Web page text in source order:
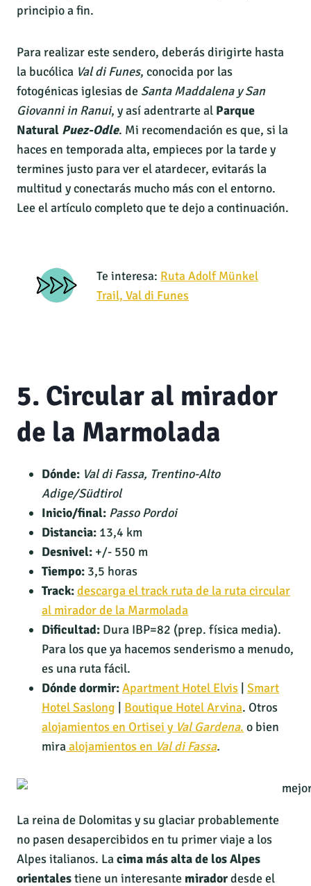
principio a fin.
Para realizar este sendero, deberás dirigirte hasta
la bucólica Val di Funes, conocida por las
fotogénicas iglesias de Santa Maddalena y San
Giovanni in Ranui, y así adentrarte al Parque
Natural Puez-Odle. Mi recomendación es que, si la
haces en temporada alta, empieces por la tarde y
termines justo para ver el atardecer, evitarás la
multitud y conectarás mucho más con el entorno.
Lee el artículo completo que te dejo a continuación.
Te interesa: Ruta Adolf Münkel
Trail, Val di Funes
5. Circular al mirador
de la Marmolada
Dónde: Val di Fassa, Trentino-Alto
Adige/Südtirol
Inicio/final: Passo Pordoi
Distancia: 13,4 km
Desnivel: +/- 550 m
Tiempo: 3,5 horas
Track:descarga el track ruta de la ruta circular
al mirador de la Marmolada
Dificultad: Dura IBP=82 (prep. física media).
Para los que ya hacemos senderismo a menudo,
es una ruta fácil.
Dónde dormir:Apartment Hotel Elvis Smart
Hotel Saslong
Boutique Hotel Arvina. Otros
alojamientos en Ortisei y Val Gardena. o bien
miraalojamientos en Val di Fassa.
La reina de Dolomitas y su glaciar probablemente
no pasen desapercibidos en tu primer viaje a los
Alpes italianos. Lacima más alta de los Alpes
orientalestiene un interesante miradordesde el